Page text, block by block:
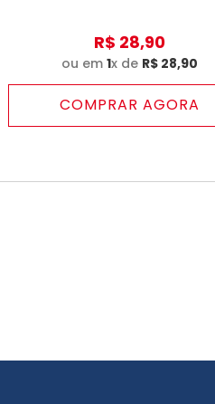
R$ 28,90
ou em 1x de R$ 28,90
COMPRAR AGORA